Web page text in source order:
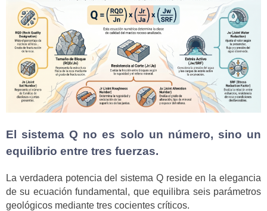
El sistema Q no es solo un número, sino un
equilibrio entre tres fuerzas.
La verdadera potencia del sistema Q reside en la elegancia
de su ecuación fundamental, que equilibra seis parámetros
geológicos mediante tres cocientes críticos.